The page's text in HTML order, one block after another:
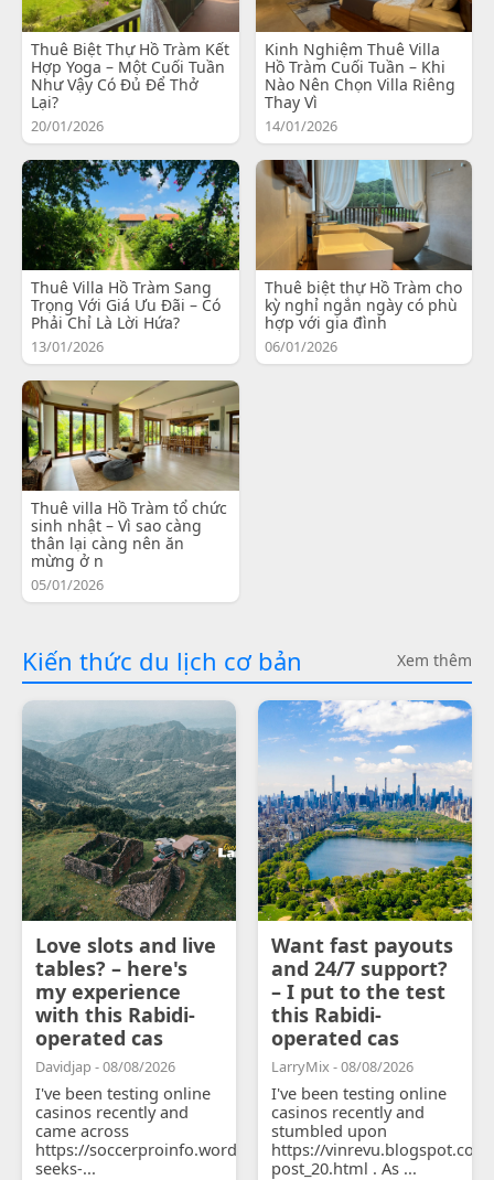
Thuê Biệt Thự Hồ Tràm Kết
Hợp Yoga – Một Cuối Tuần
Như Vậy Có Đủ Để Thở
Lại?
20/01/2026
Kinh Nghiệm Thuê Villa
Hồ Tràm Cuối Tuần – Khi
Nào Nên Chọn Villa Riêng
Thay Vì
14/01/2026
Thuê Villa Hồ Tràm Sang
Trọng Với Giá Ưu Đãi – Có
Phải Chỉ Là Lời Hứa?
13/01/2026
Thuê biệt thự Hồ Tràm cho
kỳ nghỉ ngắn ngày có phù
hợp với gia đình
06/01/2026
Thuê villa Hồ Tràm tổ chức
sinh nhật – Vì sao càng
thân lại càng nên ăn
mừng ở n
05/01/2026
Kiến thức du lịch cơ bản Xem thêm
Love slots and live
tables? – here's
my experience
with this Rabidi-
operated cas
Davidjap - 08/08/2026
I've been testing online
casinos recently and
came across
https://soccerproinfo.wordpress.com/2026/07/11/courtois-
seeks-...
Want fast payouts
and 24/7 support?
– I put to the test
this Rabidi-
operated cas
LarryMix - 08/08/2026
I've been testing online
casinos recently and
stumbled upon
https://
post_20.html . As ...